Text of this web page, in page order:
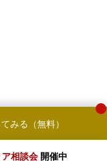
みる（無料）
相談会 開催中